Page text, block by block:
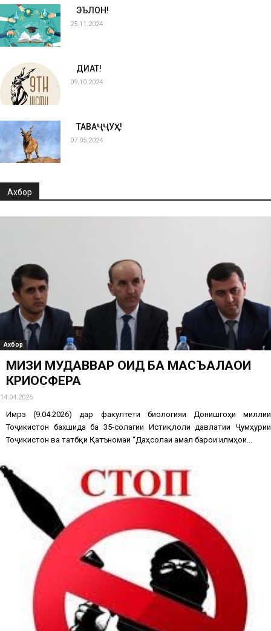
ЭЪЛОН!
25.11.2024
ДИҚҚАТ!
09.10.2024
ТАВАҶҶУҲ!
07.05.2024
Ахбор
Ахбор
МИЗИ МУДАВВАР ОИД БА МАСЪАЛАҲОИ
КРИОСФЕРА
14.04.2026
Имрӯз (9.04.2026) дар факултети биологияи Донишгоҳи миллии
Тоҷикистон бахшида ба 35-солагии Истиқлоли давлатии Ҷумҳурии
Тоҷикистон ва татбқи Қатъномаи “Даҳсолаи амал барои илмҳои...